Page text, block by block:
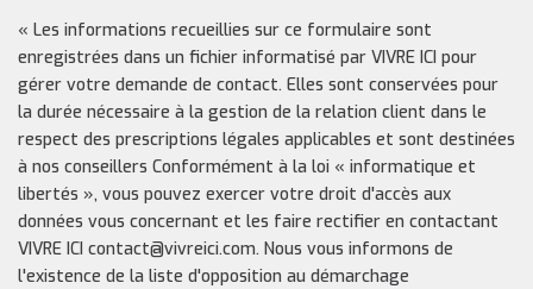
« Les informations recueillies sur ce formulaire sont
enregistrées dans un fichier informatisé par VIVRE ICI pour
gérer votre demande de contact. Elles sont conservées pour
la durée nécessaire à la gestion de la relation client dans le
respect des prescriptions légales applicables et sont destinées
à nos conseillers Conformément à la loi « informatique et
libertés », vous pouvez exercer votre droit d'accès aux
données vous concernant et les faire rectifier en contactant
VIVRE ICI contact@vivreici.com. Nous vous informons de
l'existence de la liste d'opposition au démarchage